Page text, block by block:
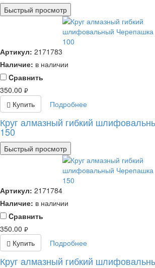
Быстрый просмотр
Артикул: 2171783
Наличие: в наличии
Cравнить
350.00 руб.
Купить Подробнее
Круг алмазный гибкий
150
Быстрый просмотр
Артикул: 2171784
Наличие: в наличии
Cравнить
350.00 руб.
Купить Подробнее
Круг алмазный гибкий